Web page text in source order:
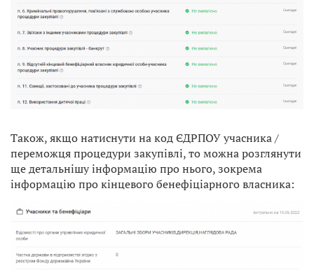
Також, якщо натиснути на код ЄДРПОУ учасника /
переможця процедури закупівлі, то можна розглянути
ще детальнішу інформацію про нього, зокрема
інформацію про кінцевого бенефіціарного власника: